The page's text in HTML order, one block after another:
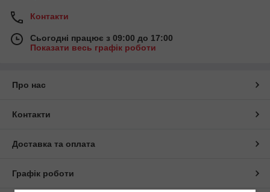
Контакти
Сьогодні працює з 09:00 до 17:00
Показати весь графік роботи
Про нас
Контакти
Доставка та оплата
Графік роботи